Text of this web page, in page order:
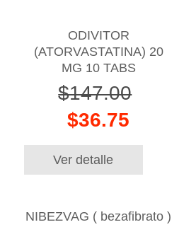
ODIVITOR
(ATORVASTATINA) 20
MG 10 TABS
$147.00
$36.75
Ver detalle
NIBEZVAG ( bezafibrato )